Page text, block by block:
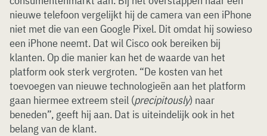
nieuwe telefoon vergelijkt hij de camera van een iPhone
niet met die van een Google Pixel. Dit omdat hij sowieso
een iPhone neemt. Dat wil Cisco ook bereiken bij
klanten. Op die manier kan het de waarde van het
platform ook sterk vergroten. “De kosten van het
toevoegen van nieuwe technologieën aan het platform
gaan hiermee extreem steil (precipitously) naar
beneden”, geeft hij aan. Dat is uiteindelijk ook in het
belang van de klant.